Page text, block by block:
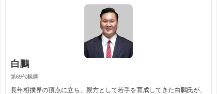
白鵬
第69代横綱
長年相撲界の頂点に立ち、親方として若手を育成してきた白鵬氏が、